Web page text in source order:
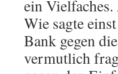
ein
Wie sagte
Bank gegen
vermutlich